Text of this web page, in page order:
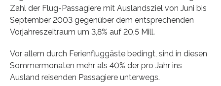
Zahl der Flug-Passagiere mit Auslandsziel von Juni bis
September 2003 gegenüber dem entsprechenden
Vorjahreszeitraum um 3,8% auf 20,5 Mill.
Vor allem durch Ferienfluggäste bedingt, sind in diesen
Sommermonaten mehr als 40% der pro Jahr ins
Ausland reisenden Passagiere unterwegs.